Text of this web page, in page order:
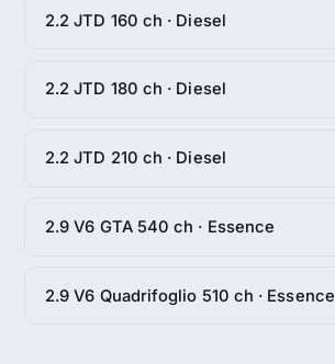
2.2 JTD 160 ch · Diesel
2.2 JTD 180 ch · Diesel
2.2 JTD 210 ch · Diesel
2.9 V6 GTA 540 ch · Essence
2.9 V6 Quadrifoglio 510 ch · Essence